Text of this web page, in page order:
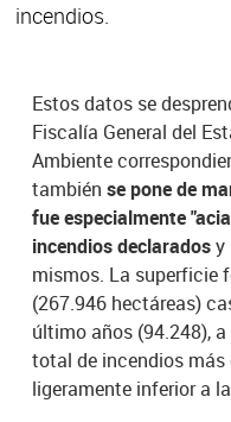
incendios.
Estos datos se
Fiscalía General del
Ambiente
tambiénse pone de
fue especialmente
incendios declaradosy
mismos. La superficie
(267.946 hectáreas)
último años (94.248),
total de incendios
ligeramente inferior a